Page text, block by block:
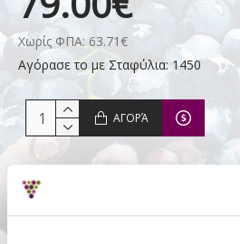
Απόθεμα:
Κερδίζετε Σταφύλια:
Χωρίς ΦΠΑ: 63.71€
Αγόρασε το με Σταφύλια: 1450
ΑΓΟΡΆ